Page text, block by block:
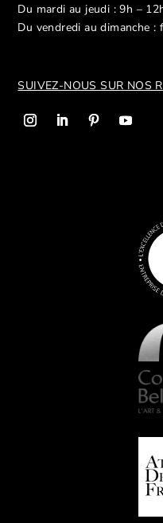
Du mardi au jeudi : 9h –
Du vendredi au dimanche :
SUIVEZ-NOUS SUR NOS R